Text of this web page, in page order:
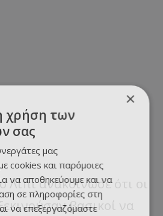
ανακοίνωσε ότι οι
βασικοί να
×
χρήση των
σας
μας
cookies και παρόμοιες
να αποθηκεύουμε και να
σε πληροφορίες στη
να επεξεργαζόμαστε